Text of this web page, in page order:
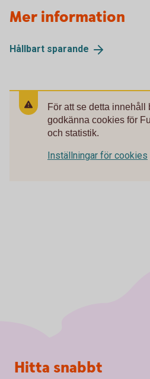
Mer information
Hållbart sparande
För att se detta innehåll
godkänna cookies för
och statistik.
Inställningar för cookies
Sidfot
Hitta snabbt